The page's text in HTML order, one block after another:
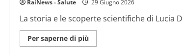
alte
contro
il
cancro,
“il
colpisce
RaiNews - Salute 29 Giugno 2026
La storia e le scoperte scientifiche di Lucia
Per saperne di più
informazioni